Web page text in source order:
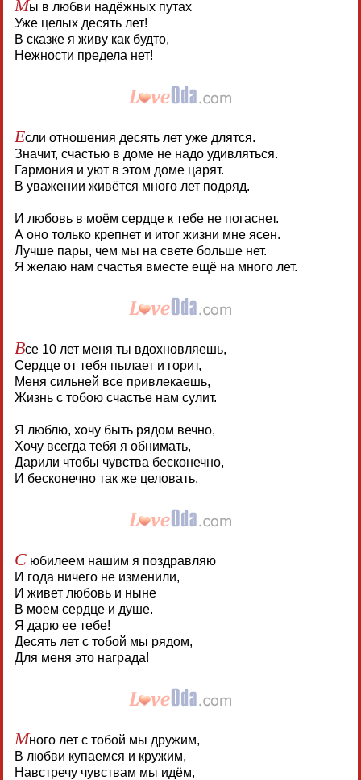
ы в любви надёжных путах
Уже целых десять лет!
В сказке я живу как будто,
Нежности предела нет!
Если отношения десять лет уже длятся.
Значит, счастью в доме не надо удивляться.
Гармония и уют в этом доме царят.
В уважении живётся много лет подряд.
И любовь в моём сердце к тебе не погаснет.
А оно только крепнет и итог жизни мне ясен.
Лучше пары, чем мы на свете больше нет.
Я желаю нам счастья вместе ещё на много лет.
Все 10 лет меня ты вдохновляешь,
Сердце от тебя пылает и горит,
Меня сильней все привлекаешь,
Жизнь с тобою счастье нам сулит.
Я люблю, хочу быть рядом вечно,
Хочу всегда тебя я обнимать,
Дарили чтобы чувства бесконечно,
И бесконечно так же целовать.
Сюбилеем нашим я поздравляю
И года ничего не изменили,
И живет любовь и ныне
В моем сердце и душе.
Я дарю ее тебе!
Десять лет с тобой мы рядом,
Для меня это награда!
Много лет с тобой мы дружим,
В любви купаемся и кружим,
Навстречу чувствам мы идём,